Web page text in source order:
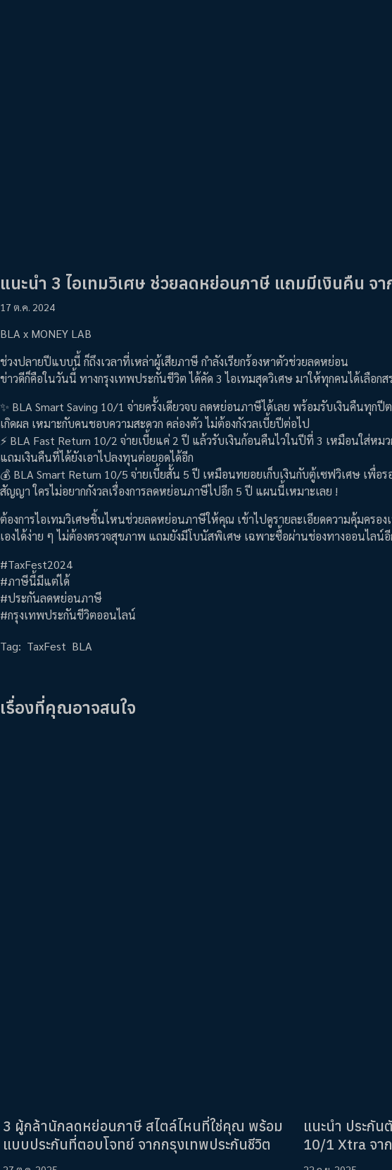
แนะนำ 3 ไอเทมวิเศษ ช่วยลดหย่อนภาษี แถมมีเงินคืน จ
17 ต.ค. 2024
BLA x MONEY LAB
ช่วงปลายปีแบบนี้ ก็ถึงเวลาที่เหล่าผู้เสียภาษี กำลังเรียกร้องหาตัวช่วยลดหย่อน
ข่าวดีก็คือในวันนี้ ทางกรุงเทพประกันชีวิต ได้คัด 3 ไอเทมสุดวิเศษ มาให้ทุกคนได้เลือก
✨ BLA Smart Saving 10/1 จ่ายครั้งเดียวจบ ลดหย่อนภาษีได้เลย พร้อมรับเงินคืนทุ
เกิดผล เหมาะกับคนชอบความสะดวก คล่องตัว ไม่ต้องกังวลเบี้ยปีต่อไป
⚡ BLA Fast Return 10/2 จ่ายเบี้ยแค่ 2 ปี แล้วรับเงินก้อนคืนไวในปีที่ 3 เหมือนใส่ห
แถมเงินคืนที่ได้ยังเอาไปลงทุนต่อยอดได้อีก
💰 BLA Smart Return 10/5 จ่ายเบี้ยสั้น 5 ปี เหมือนทยอยเก็บเงินกับตู้เซฟวิเศษ เพื่
สัญญา ใครไม่อยากกังวลเรื่องการลดหย่อนภาษีไปอีก 5 ปี แผนนี้เหมาะเลย !
ต้องการไอเทมวิเศษชิ้นไหนช่วยลดหย่อนภาษีให้คุณ เข้าไปดูรายละเอียดความคุ้มครอ
เองได้ง่าย ๆ ไม่ต้องตรวจสุขภาพ แถมยังมีโบนัสพิเศษ เฉพาะซื้อผ่านช่องทางออนไลน์อี
#TaxFest2024
#ภาษีนี้มีแต่ได้
#ประกันลดหย่อนภาษี
#กรุงเทพประกันชีวิตออนไลน์
Tag: TaxFest BLA
เรื่องที่คุณอาจสนใจ
3 ผู้กล้านักลดหย่อนภาษี สไตล์ไหนที่ใช่คุณ พร้อม
แบบประกันที่ตอบโจทย์ จากกรุงเทพประกันชีวิต
แนะนำ ประกั
10/1 Xtra จา